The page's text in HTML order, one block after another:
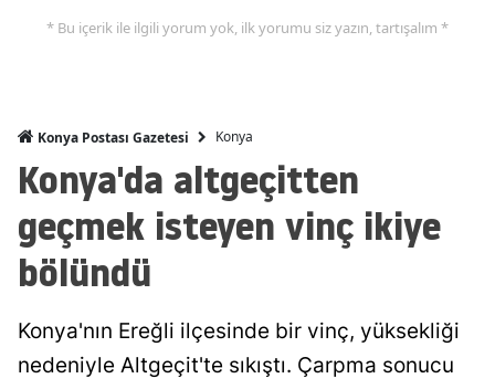
Kırklareli
Kırşehir
Konya
Kütahya
* Bu içerik ile ilgili yorum yok, ilk yorumu siz yazın, tartışalım *
Konya Postası Gazetesi Konya
Konya'da altgeçitten
geçmek isteyen vinç ikiye
bölündü
Konya'nın Ereğli ilçesinde bir vinç, yüksekliği
nedeniyle Altgeçit'te sıkıştı. Çarpma sonucu